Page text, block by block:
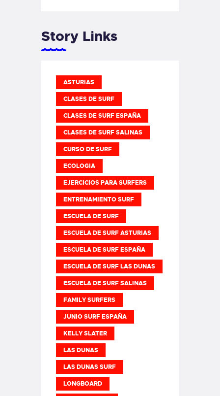
Story Links
ASTURIAS
CLASES DE SURF
CLASES DE SURF ESPAÑA
CLASES DE SURF SALINAS
CURSO DE SURF
ECOLOGIA
EJERCICIOS PARA SURFERS
ENTRENAMIENTO SURF
ESCUELA DE SURF
ESCUELA DE SURF ASTURIAS
ESCUELA DE SURF ESPAÑA
ESCUELA DE SURF LAS DUNAS
ESCUELA DE SURF SALINAS
FAMILY SURFERS
JUNIO SURF ESPAÑA
KELLY SLATER
LAS DUNAS
LAS DUNAS SURF
LONGBOARD